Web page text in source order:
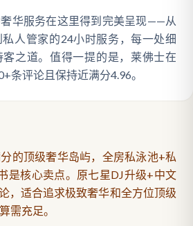
华服务在这里得到完美呈现——从
人管家的24小时服务，每一处细
之道。值得一提的是，莱佛士在
条评论且保持近满分4.96。
的顶级奢华岛屿，全房私泳池+私
是核心卖点。原七星DJ升级+中文
，适合追求极致奢华和全方位顶级
需充足。